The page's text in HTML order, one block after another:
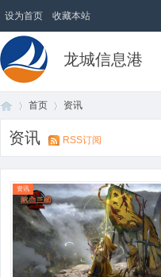
设为首页 收藏本站
龙城信息港
首页 资讯
资讯 RSS订阅
资讯